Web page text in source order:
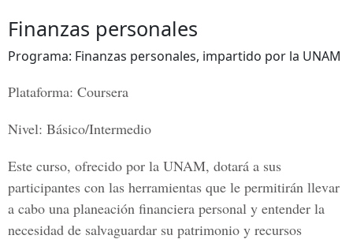
Finanzas personales
Programa: Finanzas personales, impartido por la UNAM
Plataforma: Coursera
Nivel: Básico/Intermedio
Este curso, ofrecido por la UNAM, dotará a sus
participantes con las herramientas que le permitirán llevar
a cabo una planeación financiera personal y entender la
necesidad de salvaguardar su patrimonio y recursos